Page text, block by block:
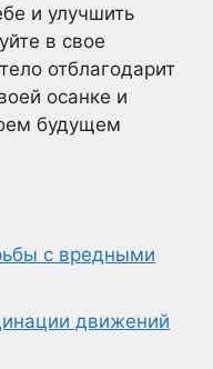
и улучшить
в свое
отблагодарит
осанке и
будущем
с вредными
движений